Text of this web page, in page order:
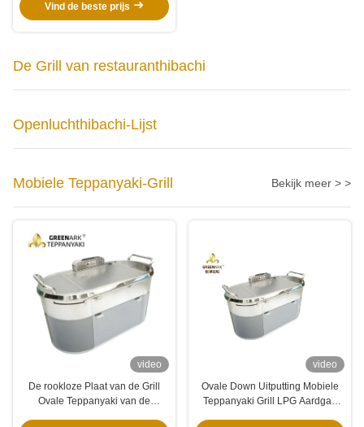
Vind de beste prijs
De Grill van restauranthibachi
Openluchthibachi-Lijst
Mobiele Teppanyaki-Grill Bekijk meer > >
video
De rookloze Plaat van de Grill
Ovale Teppanyaki van de
video
Ovale Down Uitputting Mobiele
Teppanyaki Grill LPG Aardgas